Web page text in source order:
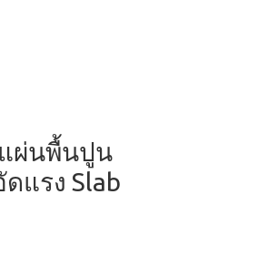
ผ่นพื้นปูน
แรง Slab